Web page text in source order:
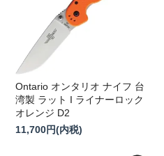
Ontario オンタリオ ナイフ 台
湾製 ラット I ライナーロック
オレンジ D2
11,700円(内税)